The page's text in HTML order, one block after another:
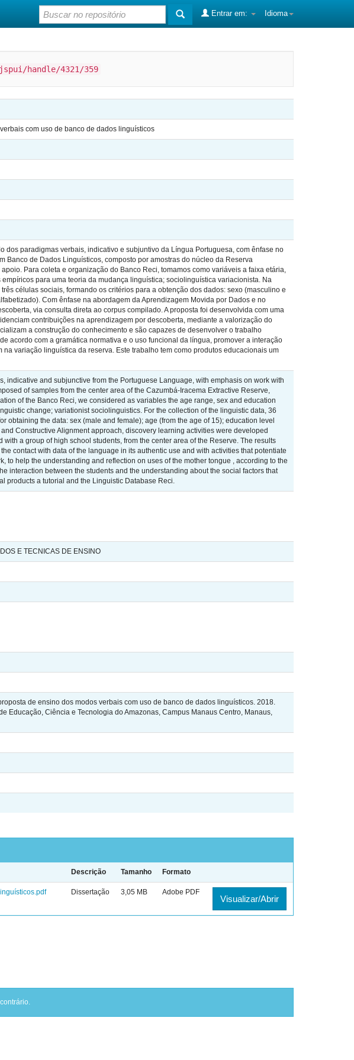
Idioma
Entrar em:
handle/4321/359
com uso de banco de dados linguísticos
dos paradigmas verbais, indicativo e subjuntivo da Língua Portuguesa, com ênfase no
Banco de Dados Linguísticos, composto por amostras do núcleo da Reserva
Para coleta e organização do Banco Reci, tomamos como variáveis a faixa etária,
para uma teoria da mudança linguística; sociolinguística variacionista. Na
células sociais, formando os critérios para a obtenção dos dados: sexo (masculino e
Com ênfase na abordagem da Aprendizagem Movida por Dados e no
via consulta direta ao corpus compilado. A proposta foi desenvolvida com uma
contribuições na aprendizagem por descoberta, mediante a valorização do
a construção do conhecimento e são capazes de desenvolver o trabalho
acordo com a gramática normativa e o uso funcional da língua, promover a interação
variação linguística da reserva. Este trabalho tem como produtos educacionais um
indicative and subjunctive from the Portuguese Language, with emphasis on work with
of samples from the center area of the Cazumbá-Iracema Extractive Reserve,
of the Banco Reci, we considered as variables the age range, sex and education
change; variationist sociolinguistics. For the collection of the linguistic data, 36
the data: sex (male and female); age (from the age of 15); education level
Constructive Alignment approach, discovery learning activities were developed
a group of high school students, from the center area of the Reserve. The results
contact with data of the language in its authentic use and with activities that potentiate
help the understanding and reflection on uses of the mother tongue , according to the
interaction between the students and the understanding about the social factors that
products a tutorial and the Linguistic Database Reci.
E TECNICAS DE ENSINO
de ensino dos modos verbais com uso de banco de dados linguísticos. 2018.
Educação, Ciência e Tecnologia do Amazonas, Campus Manaus Centro, Manaus,
Descrição Tamanho Formato
Dissertação 3,05 MB Adobe PDF
Visualizar/Abrir